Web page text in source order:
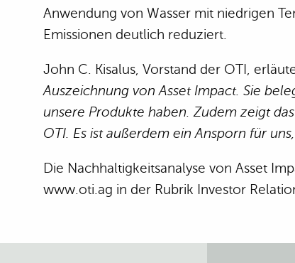
Anwendung von Wasser mit niedrigen
Emissionen deutlich reduziert.
John C. Kisalus, Vorstand der OTI,
Auszeichnung von Asset Impact. Sie
unsere Produkte haben. Zudem zeigt
OTI. Es ist außerdem ein Ansporn für
Die Nachhaltigkeitsanalyse von Asset
www.oti.ag in der Rubrik Investor